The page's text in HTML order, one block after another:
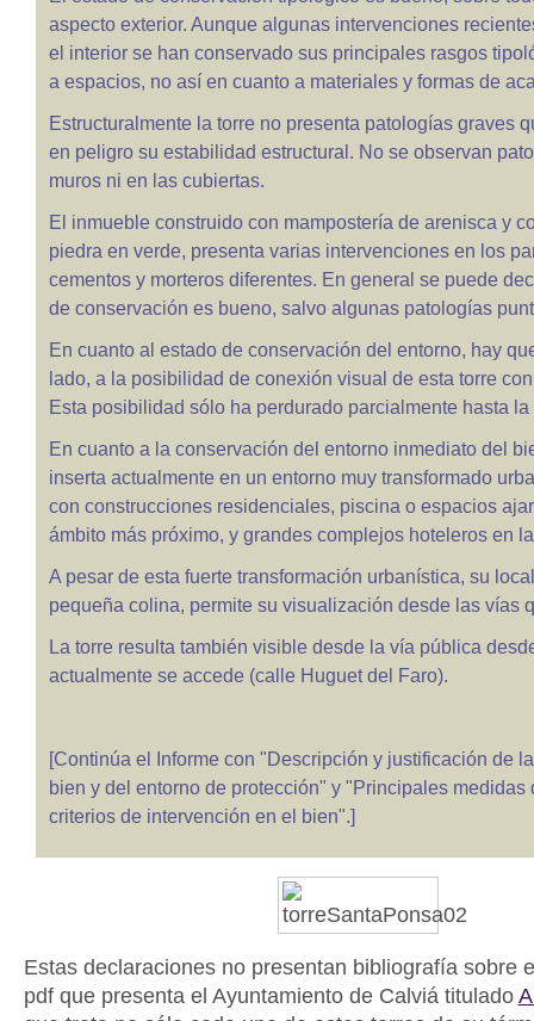
aspecto exterior. Aunque algunas intervenciones
el interior se han conservado sus principales rasgos
a espacios, no así en cuanto a materiales y formas de
Estructuralmente la torre no presenta patologías graves
en peligro su estabilidad estructural. No se observan
muros ni en las cubiertas.
El inmueble construido con mampostería de arenisca y
piedra en verde, presenta varias intervenciones en los
cementos y morteros diferentes. En general se puede
de conservación es bueno, salvo algunas patologías
En cuanto al estado de conservación del entorno, hay
lado, a la posibilidad de conexión visual de esta torre
Esta posibilidad sólo ha perdurado parcialmente hasta
En cuanto a la conservación del entorno inmediato del
inserta actualmente en un entorno muy transformado
con construcciones residenciales, piscina o espacios
ámbito más próximo, y grandes complejos hoteleros en
A pesar de esta fuerte transformación urbanística, su
pequeña colina, permite su visualización desde las vías
La torre resulta también visible desde la vía pública
actualmente se accede (calle Huguet del Faro).
[Continúa el Informe con "Descripción y justificación de
bien y del entorno de protección" y "Principales medidas
criterios de intervención en el bien".]
Estas declaraciones no presentan bibliografía sobre
pdf que presenta el Ayuntamiento de Calviá titulado